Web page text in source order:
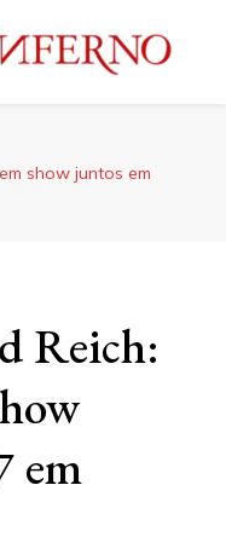
show juntos em
Reich:
em